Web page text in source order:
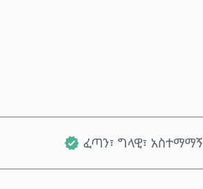
ፈጣን፣ ግላዊ፣ አስተማማኝ